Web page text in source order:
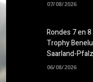
07/08/2026
Rondes 7 en
Trophy
Saarland-
06/08/2026